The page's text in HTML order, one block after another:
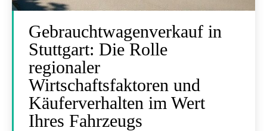
Gebrauchtwagenverkauf in
Stuttgart: Die Rolle
regionaler
Wirtschaftsfaktoren und
Käuferverhalten im Wert
Ihres Fahrzeugs